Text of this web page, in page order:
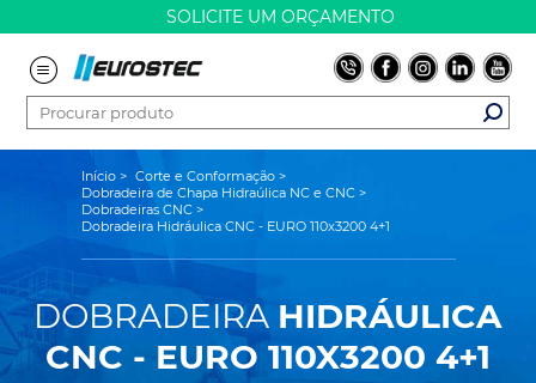
SOLICITE UM ORÇAMENTO
Início > Corte e Conformação >
Dobradeira de Chapa Hidraúlica NC e CNC >
Dobradeiras CNC >
Dobradeira Hidráulica CNC - EURO 110x3200 4+1
DOBRADEIRA HIDRÁULICA
CNC - EURO 110X3200 4+1